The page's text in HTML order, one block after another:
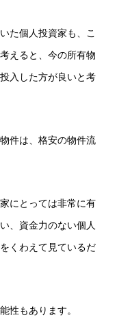
た個人投資家も、こ
えると、今の所有物
入した方が良いと考
件は、格安の物件流
にとっては非常に有
、資金力のない個人
くわえて見ているだ
性もあります。